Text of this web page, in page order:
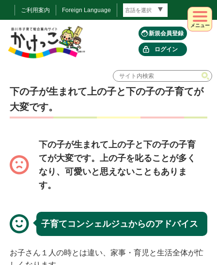
ご利用案内 Foreign Language
新規会員登録
ログイン
メニュー
下の子が生まれて上の子と下の子の子育てが
大変です。
下の子が生まれて上の子と下の子の子育
てが大変です。上の子を叱ることが多く
なり、可愛いと思えないこともありま
す。
子育てコンシェルジュからのアドバイス
お子さん１人の時とは違い、家事・育児と生活全体が忙